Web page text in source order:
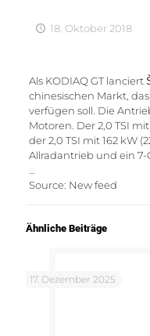
18. Oktober 2018
Als KODIAQ GT
chinesischen Markt,
verfügen soll. Die
Motoren. Der 2,0 TSI
der 2,0 TSI mit 162 kW
Allradantrieb und ein 7-
Source: New feed
Ähnliche Beiträge
17. Dezember 2025